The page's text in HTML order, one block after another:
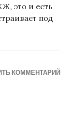
это и есть
под
КОММЕНТАРИЙ